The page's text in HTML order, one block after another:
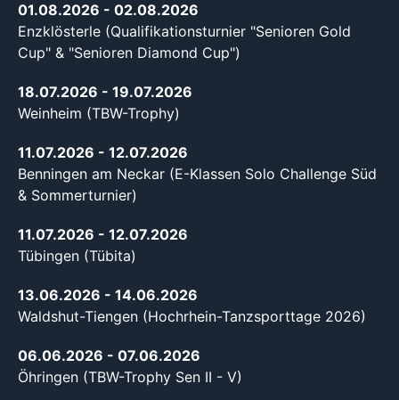
01.08.2026 - 02.08.2026
Enzklösterle (Qualifikationsturnier "Senioren Gold
Cup" & "Senioren Diamond Cup")
18.07.2026 - 19.07.2026
Weinheim (TBW-Trophy)
11.07.2026 - 12.07.2026
Benningen am Neckar (E-Klassen Solo Challenge Süd
& Sommerturnier)
11.07.2026 - 12.07.2026
Tübingen (Tübita)
13.06.2026 - 14.06.2026
Waldshut-Tiengen (Hochrhein-Tanzsporttage 2026)
06.06.2026 - 07.06.2026
Öhringen (TBW-Trophy Sen II - V)